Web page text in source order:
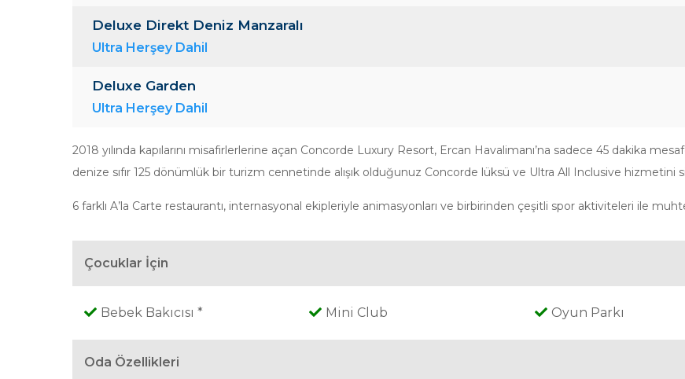
Deluxe Direkt Deniz Manzaralı
Ultra Herşey Dahil
Deluxe Garden
Ultra Herşey Dahil
2018 yılında kapılarını misafirlerlerine açan Concorde Luxury Resort, Ercan Havalimanı’na sadece 45 dakika
denize sıfır 125 dönümlük bir turizm cennetinde alışık olduğunuz Concorde lüksü ve Ultra All Inclusive hizmetini
6 farklı A’la Carte restaurantı, internasyonal ekipleriyle animasyonları ve birbirinden çeşitli spor aktiviteleri ile
Çocuklar İçin
Bebek Bakıcısı * Mini Club Oyun Parkı
Oda Özellikleri